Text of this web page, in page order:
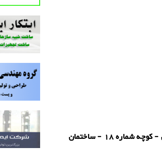
قم - بین میدان امام خمینی و میدان شهید زین الدین - کوچه شماره 18 - ساختمان